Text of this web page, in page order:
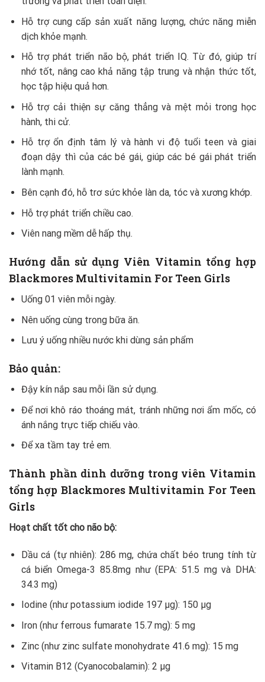
Hỗ trợ cung cấp sản xuất năng lượng, chức năng miễn
dịch khỏe mạnh.
Hỗ trợ phát triển não bộ, phát triển IQ. Từ đó, giúp trí
nhớ tốt, nâng cao khả năng tập trung và nhận thức tốt,
học tập hiệu quả hơn.
Hỗ trợ cải thiện sự căng thẳng và mệt mỏi trong học
hành, thi cử.
Hỗ trợ ổn định tâm lý và hành vi độ tuổi teen và giai
đoạn dậy thì của các bé gái, giúp các bé gái phát triển
lành mạnh.
Bên cạnh đó, hỗ trơ sức khỏe làn da, tóc và xương khớp.
Hỗ trợ phát triển chiều cao.
Viên nang mềm dễ hấp thụ.
Hướng dẫn sử dụng Viên Vitamin tổng hợp
Blackmores Multivitamin For Teen Girls
Uống 01 viên mỗi ngày.
Nên uống cùng trong bữa ăn.
Lưu ý uống nhiều nước khi dùng sản phẩm
Bảo quản:
Đậy kín nắp sau mỗi lần sử dụng.
Để nơi khô ráo thoáng mát, tránh những nơi ẩm mốc, có
ánh nắng trực tiếp chiếu vào.
Để xa tầm tay trẻ em.
Thành phần dinh dưỡng trong viên Vitamin
tổng hợp Blackmores Multivitamin For Teen
Girls
Hoạt chất tốt cho não bộ:
Dầu cá (tự nhiên): 286 mg, chứa chất béo trung tính từ
cá biển Omega-3 85.8mg như (EPA: 51.5 mg và DHA:
34.3 mg)
Iodine (như potassium iodide 197 µg): 150 µg
Iron (như ferrous fumarate 15.7 mg): 5 mg
Zinc (như zinc sulfate monohydrate 41.6 mg): 15 mg
Vitamin B12 (Cyanocobalamin): 2 µg